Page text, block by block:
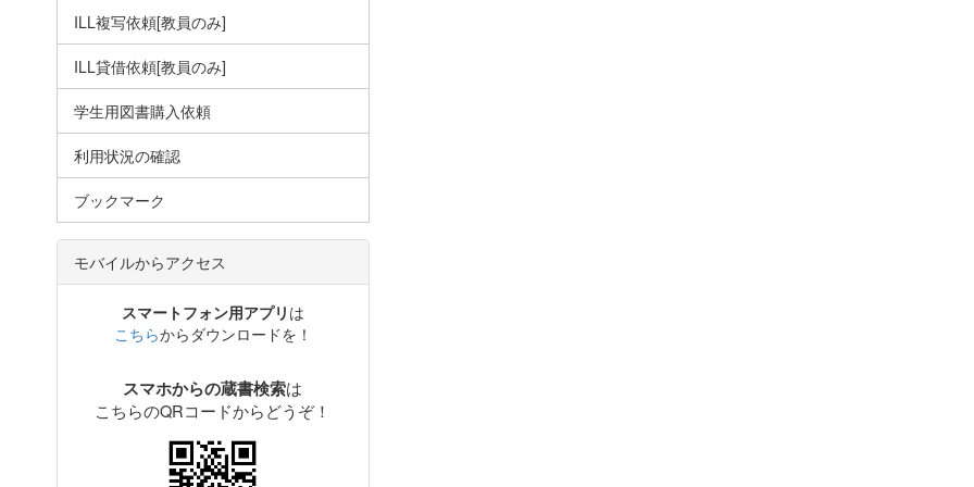
ILL複写依頼[教員のみ]
ILL貸借依頼[教員のみ]
学生用図書購入依頼
利用状況の確認
ブックマーク
モバイルからアクセス
スマートフォン用アプリ は
こちらからダウンロードを！
スマホからの蔵書検索は
こちらのQRコードからどうぞ！